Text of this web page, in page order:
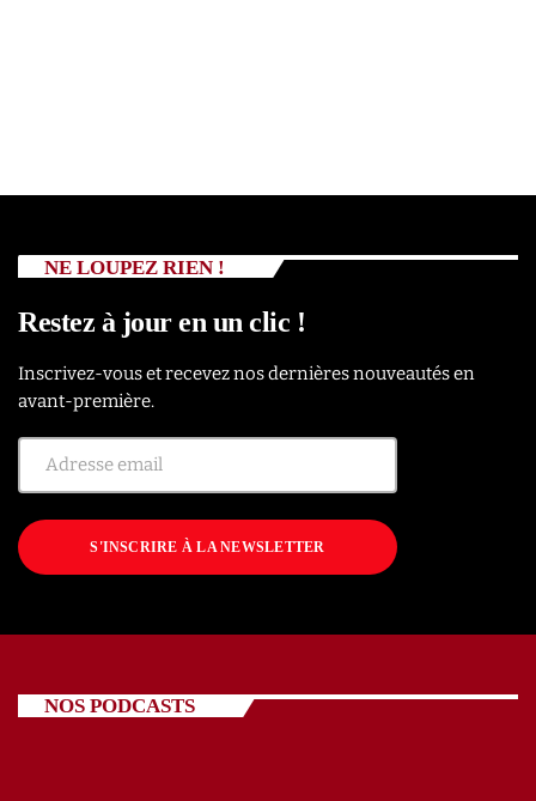
NE LOUPEZ RIEN !
Restez à jour en un clic !
Inscrivez-vous et recevez nos dernières nouveautés en
avant-première.
S'INSCRIRE À LA NEWSLETTER
NOS PODCASTS